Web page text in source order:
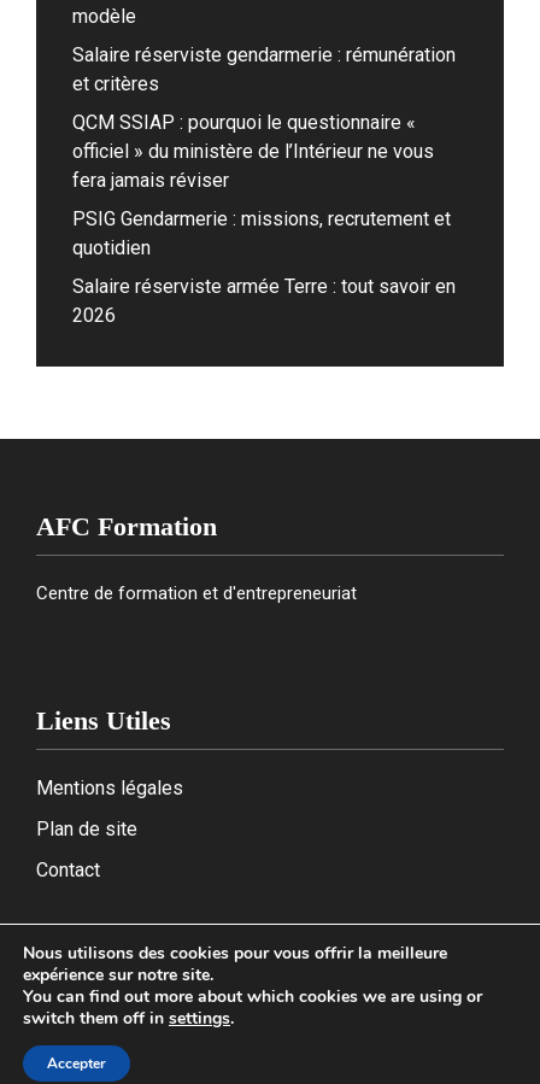
modèle
Salaire réserviste gendarmerie : rémunération
et critères
QCM SSIAP : pourquoi le questionnaire «
officiel » du ministère de l’Intérieur ne vous
fera jamais réviser
PSIG Gendarmerie : missions, recrutement et
quotidien
Salaire réserviste armée Terre : tout savoir en
2026
AFC Formation
Centre de formation et d'entrepreneuriat
Liens Utiles
Mentions légales
Plan de site
Contact
2026
Nous utilisons des cookies pour vous offrir la meilleure
expérience sur notre site.
You can find out more about which cookies we are using or
switch them off in settings.
Accepter